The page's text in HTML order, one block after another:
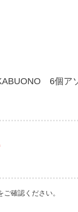
6個ア
ご確認ください。